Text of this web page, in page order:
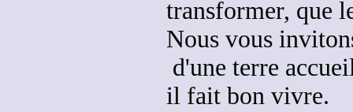
transformer, que
Nous vous
d'une terre
il fait bon vivre.